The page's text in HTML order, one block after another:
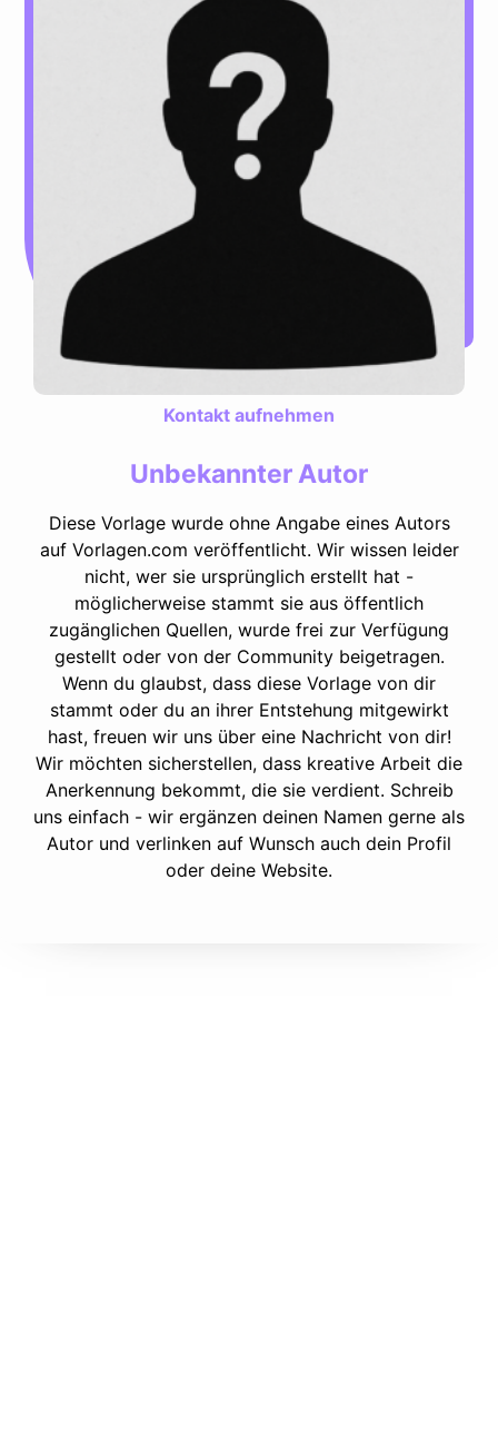
Kontakt aufnehmen
Unbekannter Autor
Diese Vorlage wurde ohne Angabe eines Autors
auf Vorlagen.com veröffentlicht. Wir wissen leider
nicht, wer sie ursprünglich erstellt hat -
möglicherweise stammt sie aus öffentlich
zugänglichen Quellen, wurde frei zur Verfügung
gestellt oder von der Community beigetragen.
Wenn du glaubst, dass diese Vorlage von dir
stammt oder du an ihrer Entstehung mitgewirkt
hast, freuen wir uns über eine Nachricht von dir!
Wir möchten sicherstellen, dass kreative Arbeit die
Anerkennung bekommt, die sie verdient. Schreib
uns einfach - wir ergänzen deinen Namen gerne als
Autor und verlinken auf Wunsch auch dein Profil
oder deine Website.